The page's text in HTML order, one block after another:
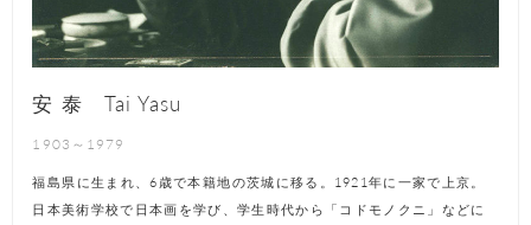
安 泰 Tai Yasu
1903～1979
福島県に生まれ、6歳で本籍地の茨城に移る。1921年に一家で上京。
日本美術学校で日本画を学び、学生時代から「コドモノクニ」などに